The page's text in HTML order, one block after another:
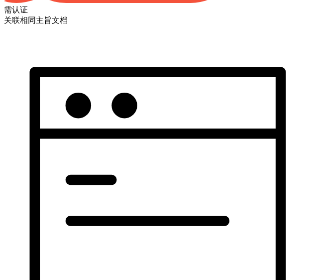
需认证
关联相同主旨文档